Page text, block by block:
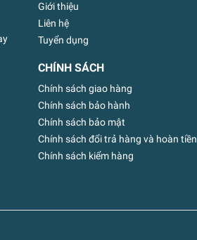
Giới thiệu
Liên hệ
Tuyển dụng
CHÍNH SÁCH
Chính sách giao hàng
Chính sách bảo hành
Chính sách bảo mật
Chính sách đổi trả hàng và hoàn tiền
Chính sách kiểm hàng